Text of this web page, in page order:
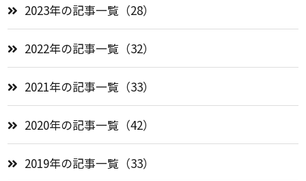
2023年の記事一覧（28）
2022年の記事一覧（32）
2021年の記事一覧（33）
2020年の記事一覧（42）
2019年の記事一覧（33）